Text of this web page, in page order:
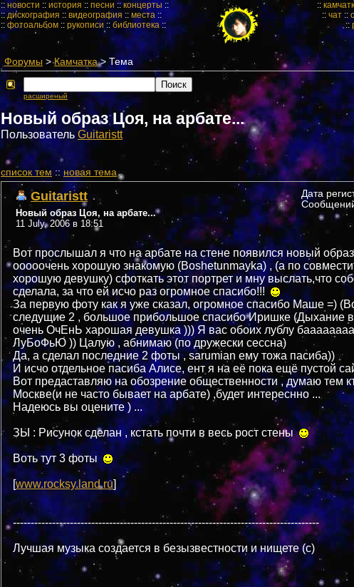
:: новости :: история :: песни::концерты ::
::дискография :: видеография :: места ::
:: фотоальбом :: рукописи :: библиотека::
::
:: чат ::
::
Форумы >Камчатка> Тема
расширеный
Новый образ Цоя, на арбате...
Пользователь Guitaristt
cписок тем :: новая тема
Guitaristt
Новый образ Цоя, на арбате...
11 July, 2006 в 18:51
Дата
Вот прослышал я что на арбате на стене появился новый
ооооочень хорошую знакомую (Boshetunmayka) , (а по
хорошую девушку) сфоткать этот портрет и мну выслать,что
сделала, за что ей исчо раз огромное спасибо!!!
За первую фоту как я уже сказал, огромное спасибо Маше =)
следущие 2 , большое прибольшое спасибо Иришке (Дыхание
очень ОчЕнЬ харошая девушка ))) Я вас обоих лублу
ЛуБоФьЮ )) Цалую , абнимаю (по дружески сессна)
Да, а сделал последние 2 фоты , sarumian ему тожа пасиба))
И исчо отдельное пасиба Алисе, ент я на её пока ещё пустой
Вот предаставляю на обозрение общественности , думаю тем
Москве(и не часто бывает на арбате) ,будет интереснно ...
Надеюсь вы оцените ) ...
ЗЫ : Рисунок сделан , кстать почти в весь рост стены
Воть тут 3 фоты
[www.rocksy.land.ru]
--------------------------------------------------------------------------------------
Лучшая музыка создается в безызвестности и нищете (c)